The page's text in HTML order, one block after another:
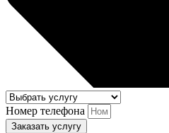
Номер телефона
Заказать услугу